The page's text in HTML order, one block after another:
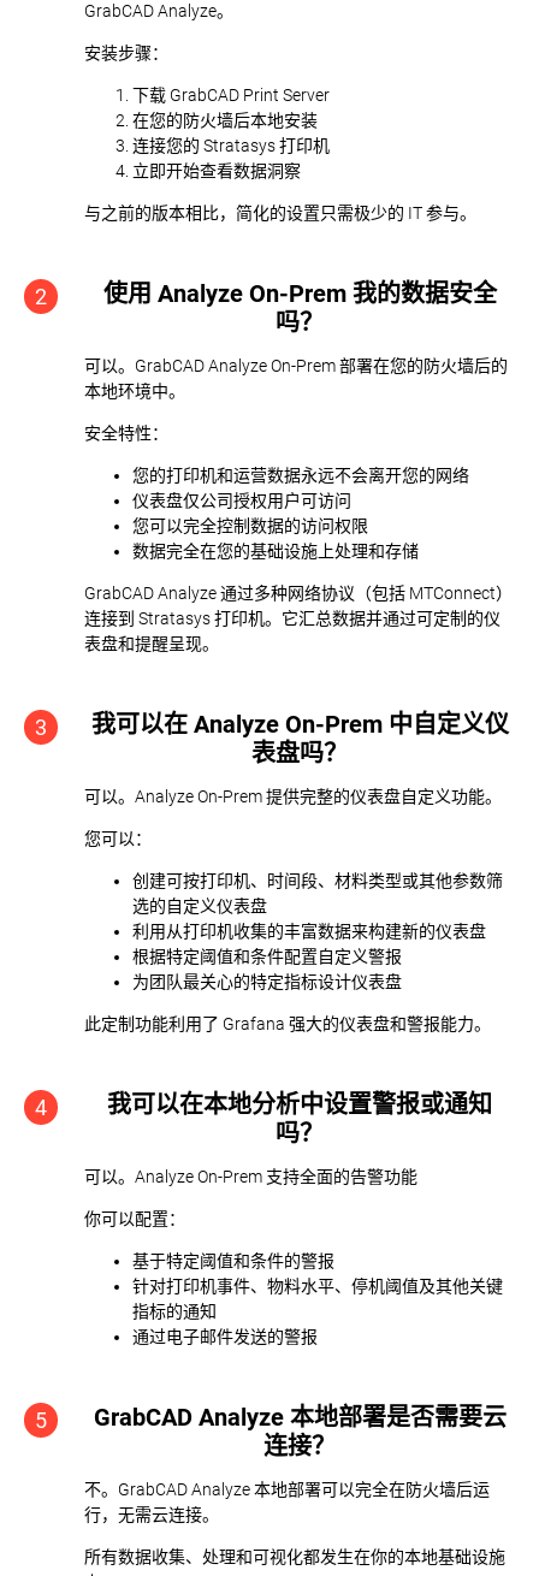
GrabCAD Analyze。
安装步骤：
下载 GrabCAD Print Server
在您的防火墙后本地安装
连接您的 Stratasys 打印机
立即开始查看数据洞察
与之前的版本相比，简化的设置只需极少的 IT 参与。
2
使用 Analyze On-Prem 我的数据安全
吗？
可以。GrabCAD Analyze On-Prem 部署在您的防火墙后的
本地环境中。
安全特性：
您的打印机和运营数据永远不会离开您的网络
仪表盘仅公司授权用户可访问
您可以完全控制数据的访问权限
数据完全在您的基础设施上处理和存储
GrabCAD Analyze 通过多种网络协议（包括 MTConnect）
连接到 Stratasys 打印机。它汇总数据并通过可定制的仪
表盘和提醒呈现。
3
我可以在 Analyze On-Prem 中自定义仪
表盘吗？
可以。Analyze On-Prem 提供完整的仪表盘自定义功能。
您可以：
创建可按打印机、时间段、材料类型或其他参数筛
选的自定义仪表盘
利用从打印机收集的丰富数据来构建新的仪表盘
根据特定阈值和条件配置自定义警报
为团队最关心的特定指标设计仪表盘
此定制功能利用了 Grafana 强大的仪表盘和警报能力。
4
我可以在本地分析中设置警报或通知
吗？
可以。Analyze On-Prem 支持全面的告警功能
你可以配置：
基于特定阈值和条件的警报
针对打印机事件、物料水平、停机阈值及其他关键
指标的通知
通过电子邮件发送的警报
5
GrabCAD Analyze 本地部署是否需要云
连接？
不。GrabCAD Analyze 本地部署可以完全在防火墙后运
行，无需云连接。
所有数据收集、处理和可视化都发生在你的本地基础设施